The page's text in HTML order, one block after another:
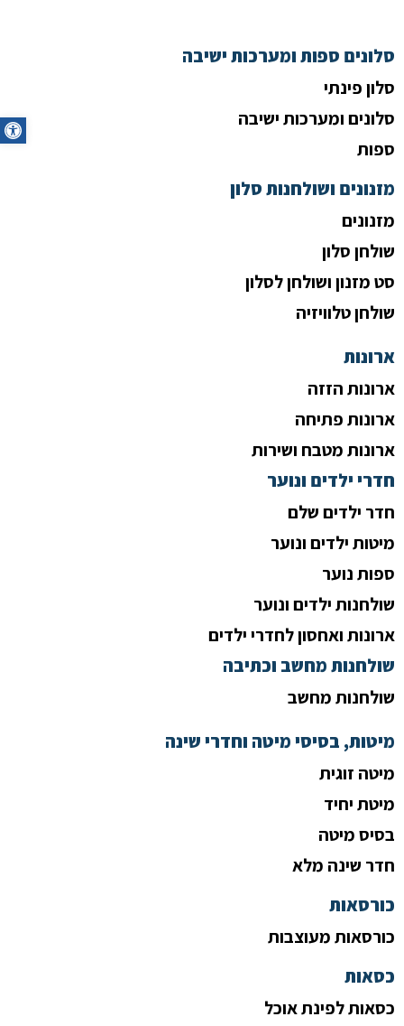
סלונים ספות ומערכות ישיבה
סלון פינתי
סלונים ומערכות ישיבה
ספות
מזנונים ושולחנות סלון
מזנונים
שולחן סלון
סט מזנון ושולחן לסלון
שולחן טלוויזיה
ארונות
ארונות הזזה
ארונות פתיחה
ארונות מטבח ושירות
חדרי ילדים ונוער
חדר ילדים שלם
מיטות ילדים ונוער
ספות נוער
שולחנות ילדים ונוער
ארונות ואחסון לחדרי ילדים
שולחנות מחשב וכתיבה
שולחנות מחשב
מיטות, בסיסי מיטה וחדרי שינה
מיטה זוגית
מיטת יחיד
בסיס מיטה
חדר שינה מלא
כורסאות
כורסאות מעוצבות
כסאות
כסאות לפינת אוכל